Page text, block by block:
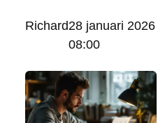
Posted
Richard28 januari 2026
08:00